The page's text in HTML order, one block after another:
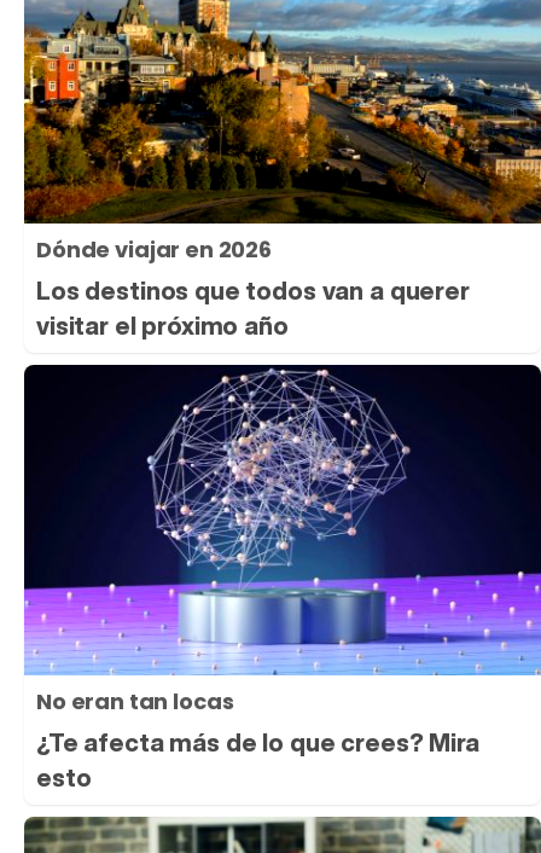
Dónde viajar en 2026
Los destinos que todos van a querer
visitar el próximo año
No eran tan locas
¿Te afecta más de lo que crees? Mira
esto